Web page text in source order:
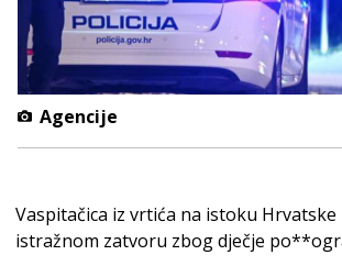
Agencije
Vaspitačica iz vrtića na istoku Hrvatske
istražnom zatvoru zbog dječje